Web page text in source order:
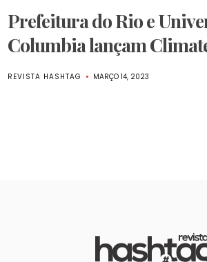
Prefeitura do Rio e
Columbia lançam
REVISTA HASHTAG MARÇO 14, 2023